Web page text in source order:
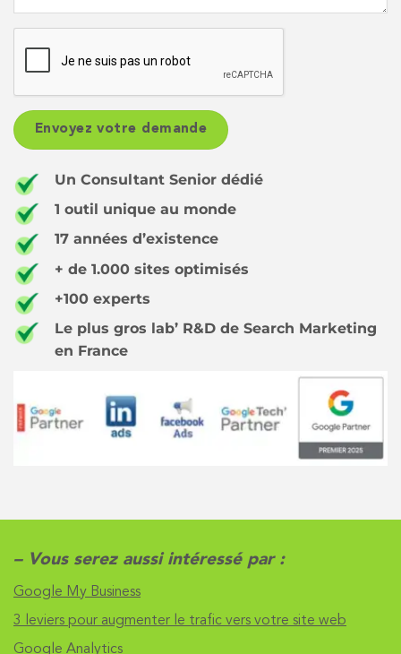
Un Consultant Senior dédié
1 outil unique au monde
17 années d’existence
+ de 1.000 sites optimisés
+100 experts
Le plus gros lab’ R&D de Search Marketing
en France
– Vous serez aussi intéressé par :
Google My Business
3 leviers pour augmenter le trafic vers votre site web
Google Analytics